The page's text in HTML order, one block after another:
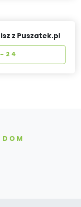
z Puszatek.pl
24